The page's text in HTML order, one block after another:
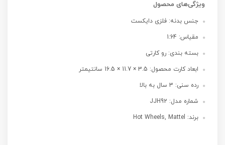
ویژگی‌های محصول
جنس بدنه: فلزی دایکست
مقیاس: 1:64
بسته بندی: رو کارتی
ابعاد کارت محصول: 3.5 × 11.7 × 16.5 سانتیمتر
رده سنی: 3 سال به بالا
شماره مدل: JJH92
برند: Hot Wheels, Mattel